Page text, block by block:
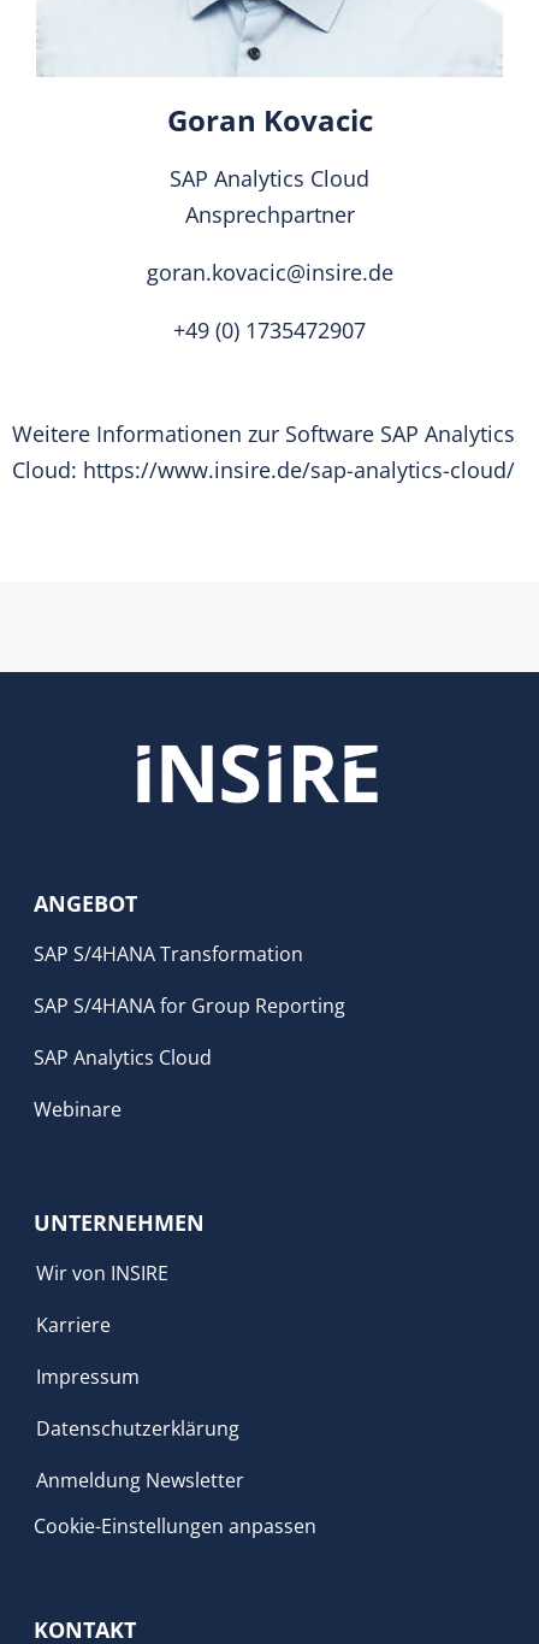
Goran Kovacic
SAP Analytics Cloud
Ansprechpartner
goran.kovacic@insire.de
+49 (0) 1735472907
Weitere Informationen zur Software SAP Analytics
Cloud: https://www.insire.de/sap-analytics-cloud/
ANGEBOT
SAP S/4HANA Transformation
SAP S/4HANA for Group Reporting
SAP Analytics Cloud
Webinare
UNTERNEHMEN
Wir von INSIRE
Karriere
Impressum
Datenschutzerklärung
Anmeldung Newsletter
Cookie-Einstellungen anpassen
KONTAKT